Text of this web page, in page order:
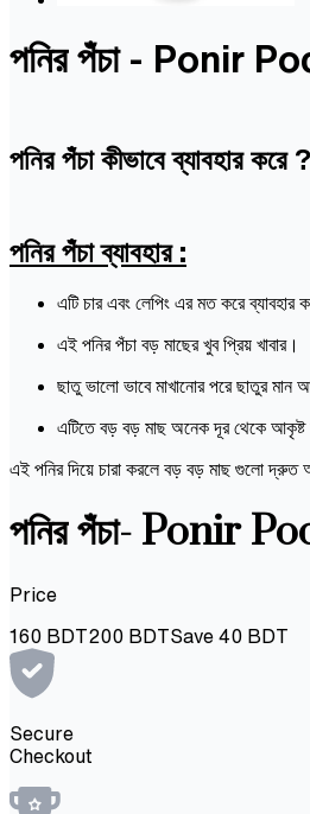
পনির পঁচা - Ponir
পনির পঁচা কীভাবে ব্যাবহার করে ?
পনির পঁচা ব্যাবহার :
এটি চার এবং লেপিং এর মত করে
এই পনির পঁচা বড় মাছের খুব প্রিয় খাবার।
ছাতু ভালো ভাবে মাখানোর পরে ছাতুর
এটিতে বড় বড় মাছ অনেক দূর থেকে আকৃষ্ট
এই পনির দিয়ে চারা করলে বড় বড় মাছ গুলো দ্রুত
পনির পঁচা- Ponir
Price
160 BDT200 BDTSave 40 BDT
Secure
Checkout